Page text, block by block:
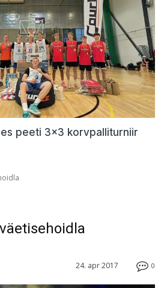
peeti 3×3 korvpalliturniir